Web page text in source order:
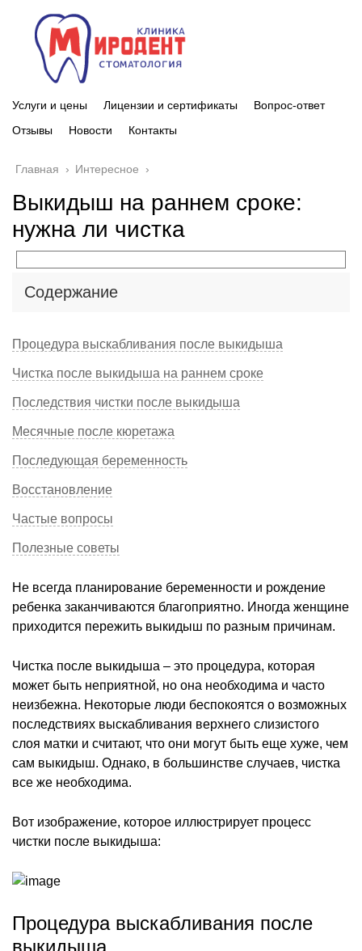
Услуги и цены Лицензии и сертификаты
Вопрос-ответ
Отзывы
Новости Контакты
Главная › Интересное ›
Выкидыш на раннем сроке:
нужна ли чистка
Содержание
Процедура выскабливания после выкидыша
Чистка после выкидыша на раннем сроке
Последствия чистки после выкидыша
Месячные после кюретажа
Последующая беременность
Восстановление
Частые вопросы
Полезные советы
Не всегда планирование беременности и рождение
ребенка заканчиваются благоприятно. Иногда женщине
приходится пережить выкидыш по разным причинам.
Чистка после выкидыша – это процедура, которая
может быть неприятной, но она необходима и часто
неизбежна. Некоторые люди беспокоятся о возможных
последствиях выскабливания верхнего слизистого
слоя матки и считают, что они могут быть еще хуже, чем
сам выкидыш. Однако, в большинстве случаев, чистка
все же необходима.
Вот изображение, которое иллюстрирует процесс
чистки после выкидыша:
Процедура выскабливания после
выкидыша